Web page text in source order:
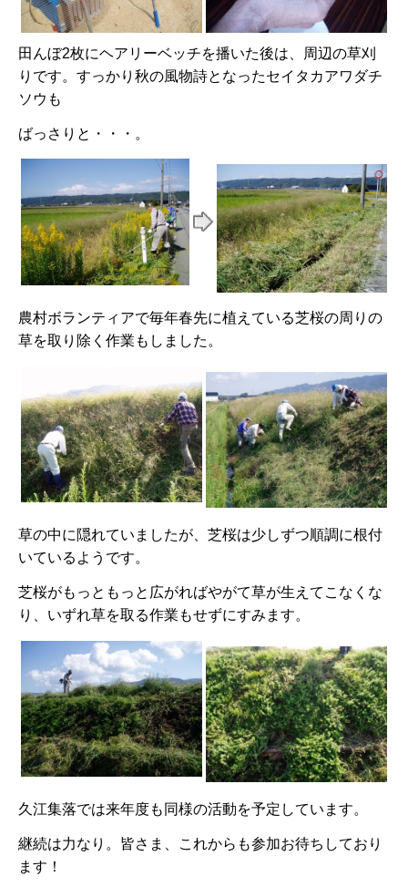
田んぼ2枚にヘアリーベッチを播いた後は、周辺の草刈
りです。すっかり秋の風物詩となったセイタカアワダチ
ソウも
ばっさりと・・・。
農村ボランティアで毎年春先に植えている芝桜の周りの
草を取り除く作業もしました。
草の中に隠れていましたが、芝桜は少しずつ順調に根付
いているようです。
芝桜がもっともっと広がればやがて草が生えてこなくな
り、いずれ草を取る作業もせずにすみます。
久江集落では来年度も同様の活動を予定しています。
継続は力なり。皆さま、これからも参加お待ちしており
ます！